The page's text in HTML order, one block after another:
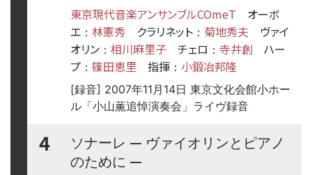
東京現代音楽アンサンブルCOmeT
オーボ
エ ： 林憲秀 クラリネット ： 菊地秀夫
ヴァイ
オリン ： 相川麻里子 チェロ ： 寺井創
ハー
プ ： 篠田恵里 指揮 ： 小鍛冶邦隆
[録音] 2007年11月14日 東京文化会館小ホー
ル「小山薫追悼演奏会」ライヴ録音
4 ソナーレ — ヴァイオリンとピアノ
のために —